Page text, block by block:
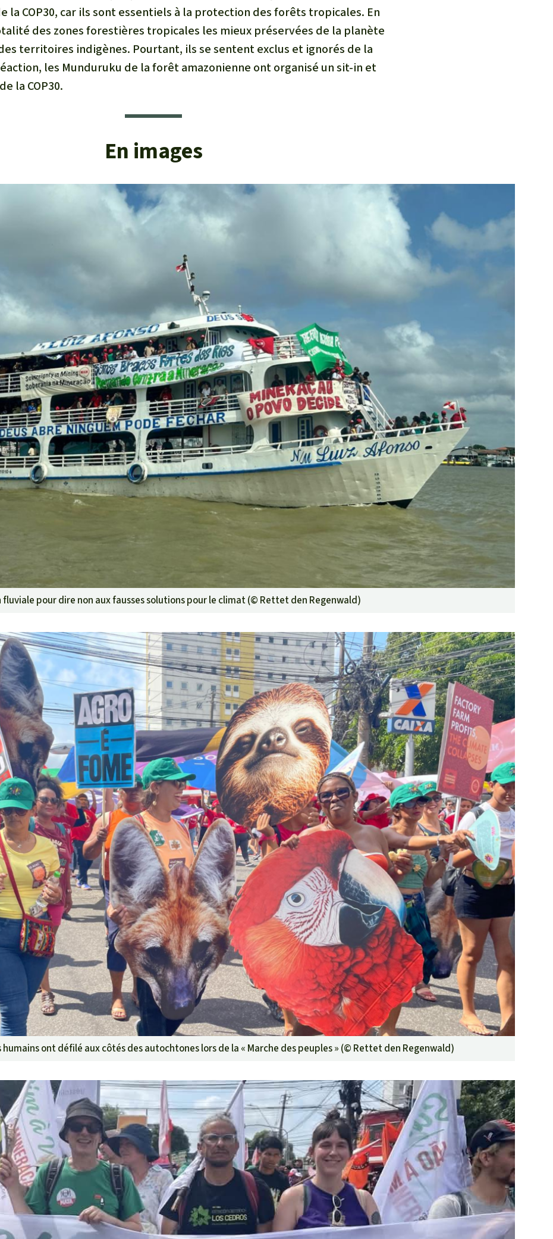
la COP30, car ils sont essentiels à la protection des forêts tropicales. En
des zones forestières tropicales les mieux préservées de la planète
territoires indigènes. Pourtant, ils se sentent exclus et ignorés de la
les Munduruku de la forêt amazonienne ont organisé un sit-in et
la COP30.
En images
pour dire non aux fausses solutions pour le climat (© Rettet den Regenwald)
ont défilé aux côtés des autochtones lors de la « Marche des peuples » (© Rettet den Regenwald)